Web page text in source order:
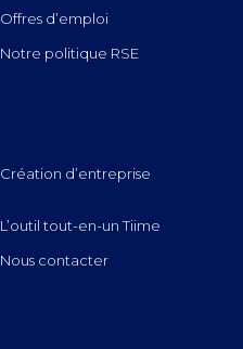
Offres d’emploi
Notre politique RSE
Création d’entreprise
L’outil tout-en-un Tiime
Nous contacter